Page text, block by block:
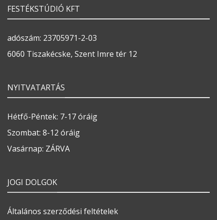
FESTÉKSTÚDIÓ KFT
adószám: 23705971-2-03
6060 Tiszakécske, Szent Imre tér 12
NYITVATARTÁS
Hétfő-Péntek: 7-17 óráig
Szombat: 8-12 óráig
Vasárnap: ZÁRVA
JOGI DOLGOK
Általános szerződési feltételek